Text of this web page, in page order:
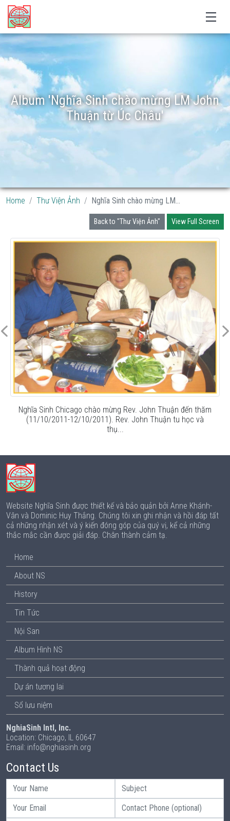
Album 'Nghĩa Sinh chào mừng LM John
Thuận từ Úc Châu'
Home Thư Viện Ảnh Nghĩa Sinh chào mừng LM...
Back to "Thư Viện Ảnh" View Full Screen
Nghĩa Sinh Chicago chào mừng Rev. John Thuận đến thăm
(11/10/2011-12/10/2011). Rev. John Thuận tu học và
thụ...
Website Nghĩa Sinh được thiết kế và bảo quản bởi Anne Khánh-
Vân và Dominic Huy Thắng. Chúng tôi xin ghi nhận và hồi đáp tất
cả những nhận xét và ý kiến đóng góp của quý vị, kể cả những
thắc mắc cần được giải đáp. Chân thành cảm tạ.
Home
About NS
History
Tin Tức
Nội San
Album Hình NS
Thành quả hoạt động
Dự án tương lai
Sổ lưu niệm
NghiaSinh Intl, Inc.
Location: Chicago, IL 60647
Email: info@nghiasinh.org
Contact Us